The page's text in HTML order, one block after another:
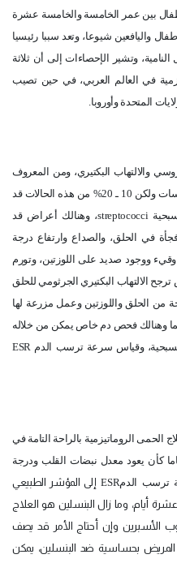
بين عمر الخامسة والخامسة عشرة
واليافعين شيوعا، وتعد سببا رئيسيا
وتشير الإحصاءات إلى أن ثلاثة
في العالم العربي، في حين تصيب
المتحدة وأوروبا.
والالتهاب البكتيري، ومن المعروف
أن معظم حالات التهاب الحلق سببه الفيروسات ولكن 10 ـ 20% من هذه الحالات قد
streptococci، وهنالك أعراض قد
في الحلق، والصداع وارتفاع درجة
ووجود صديد على اللوزتين، وتورم
الالتهاب البكتيري الجرثومي للحلق
الحلق واللوزتين وعمل مزرعة لها
كما وهنالك فحص دم خاص يمكن من خلاله
وقياس سرعة ترسب الدم ESR
الحمى الروماتيزمية بالراحة التامة في
كأن يعود معدل نبضات القلب ودرجة
ترسب الدمESR إلى المؤشر الطبيعي
أيام، وما زال البنسلين هو العلاج
الأسبرين وإن أحتاج الأمر قد يصف
المريض بحساسية ضد البنسلين، يمكن